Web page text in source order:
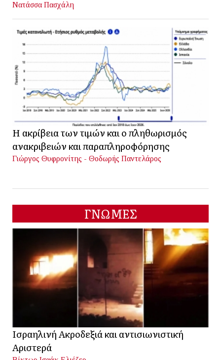
Νατάσσα Πασχάλη
Η ακρίβεια των τιμών και ο πληθωρισμός
ανακριβειών και παραπληροφόρησης
Γιώργος Θυφρονίτης - Θοδωρής Παντελάρος
ΓΝΩΜΕΣ
Ισραηλινή Ακροδεξιά και αντισιωνιστική
Αριστερά